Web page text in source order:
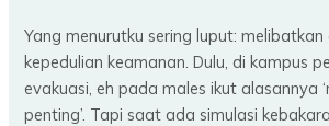
Yang menurutku sering luput:
kepedulian keamanan. Dulu, di kampus
evakuasi, eh pada males ikut alasannya
penting’. Tapi saat ada simulasi